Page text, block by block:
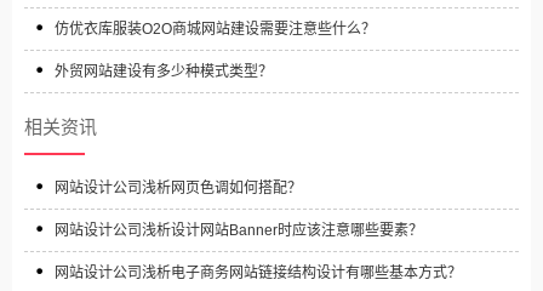
仿优衣库服装O2O商城网站建设需要注意些什么？
外贸网站建设有多少种模式类型？
相关资讯
网站设计公司浅析网页色调如何搭配？
网站设计公司浅析设计网站Banner时应该注意哪些要素？
网站设计公司浅析电子商务网站链接结构设计有哪些基本方式？